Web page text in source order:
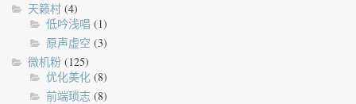
天籁村 (4)
低吟浅唱 (1)
原声虚空 (3)
微机粉 (125)
优化美化 (8)
前端琐志 (8)